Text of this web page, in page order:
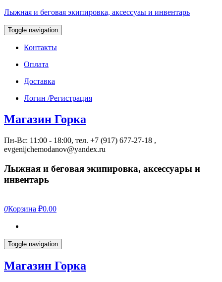
Лыжная и беговая экипировка, аксессуаы и инвентарь
Toggle navigation
Контакты
Оплата
Доставка
Логин /Регистрация
Магазин Горка
Пн-Вс: 11:00 - 18:00, тел. +7 (917) 677-27-18 ,
evgenijchemodanov@yandex.ru
Лыжная и беговая экипировка, аксессуары и
инвентарь
0Корзина ₽0.00
Toggle navigation
Магазин Горка